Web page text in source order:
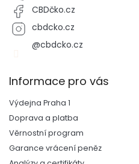
CBDčko.cz
cbdcko.cz
@cbdcko.cz
Informace pro vás
Výdejna Praha 1
Doprava a platba
Věrnostní program
Garance vrácení peněz